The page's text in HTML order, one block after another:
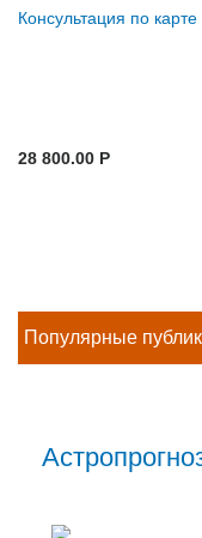
Консультация по
28 800.00 P
Популярные